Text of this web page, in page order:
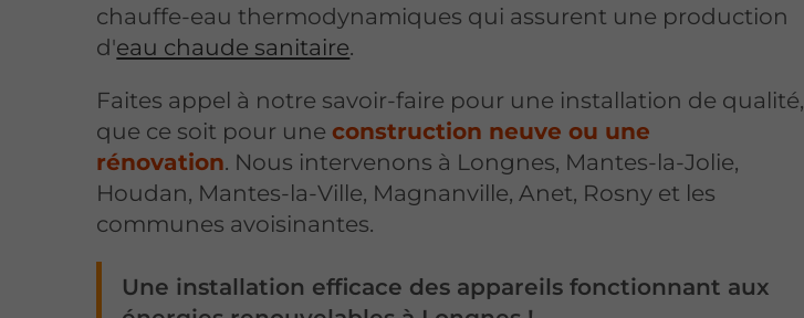
chauffe-eau thermodynamiques qui assurent une production
d'eau chaude sanitaire.
Faites appel à notre savoir-faire pour une installation de qualité,
que ce soit pour uneconstruction neuve ou une
rénovation. Nous intervenons à Longnes, Mantes-la-Jolie,
Houdan, Mantes-la-Ville, Magnanville, Anet, Rosny et les
communes avoisinantes.
Une installation efficace des appareils fonctionnant aux